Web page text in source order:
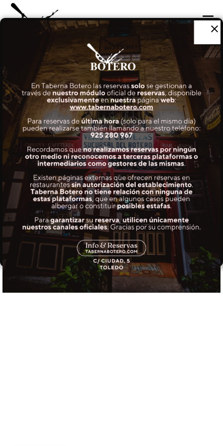
MENÚS HABITUALES
COCTELERÍA
VINOS
TABERNA
REGALA
INFORMACIÓN Y RESERVAS
EMPLEO